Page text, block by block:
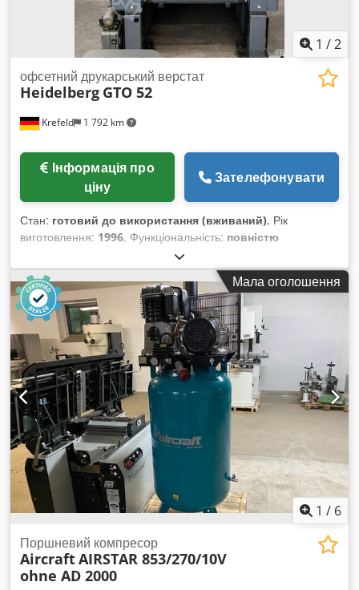
1 /2
Krefeld 1 792 km
офсетний друкарський верстат
Heidelberg GTO 52
ціну
Зателефонувати
Стан: готовий до використання (вживаний), Рік
виготовлення: 1996, Функціональність: повністю
, Heidelberg GTO 52 Рік випуску 1996
Порошкове напилення Система зволоження Varn Kompac
Dcjdezpamgepfx Al Rsk
Мала оголошення
1 / 6
Поршневий компресор
AircraftAIRSTAR 853/270/10V
ohne AD 2000